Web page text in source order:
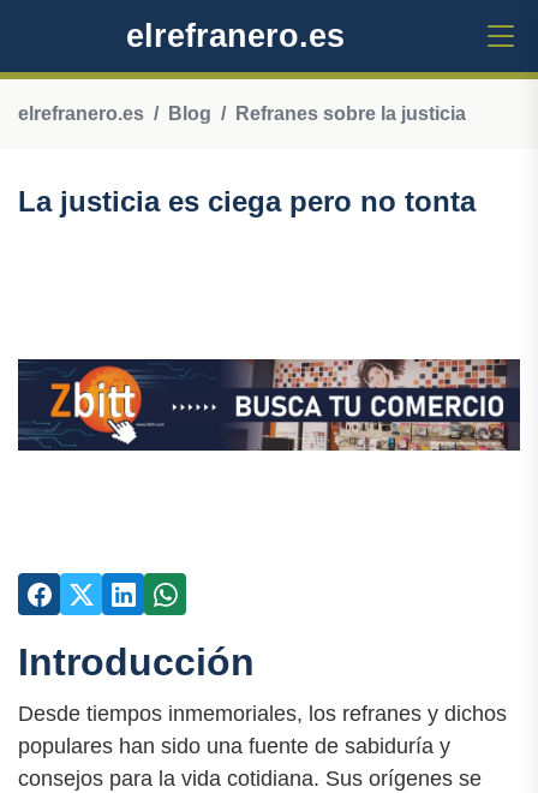
elrefranero.es
elrefranero.es Blog Refranes sobre la justicia
La justicia es ciega pero no tonta
Introducción
Desde tiempos inmemoriales, los refranes y dichos
populares han sido una fuente de sabiduría y
consejos para la vida cotidiana. Sus orígenes se